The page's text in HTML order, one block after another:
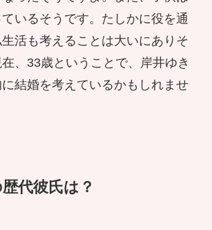
いるそうです。たしかに役を通
活も考えることは大いにありそ
、33歳ということで、岸井ゆき
結婚を考えているかもしれませ
代彼氏は？